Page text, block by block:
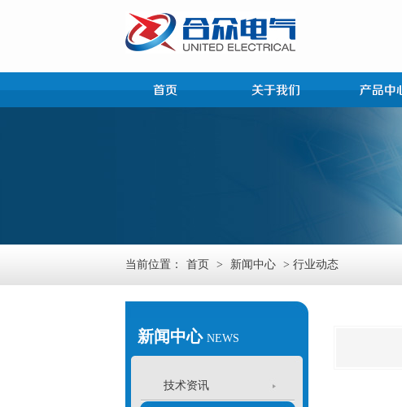
当前位置： 首页 > 新闻中心 > 行业动态
新闻中心 NEWS
技术资讯